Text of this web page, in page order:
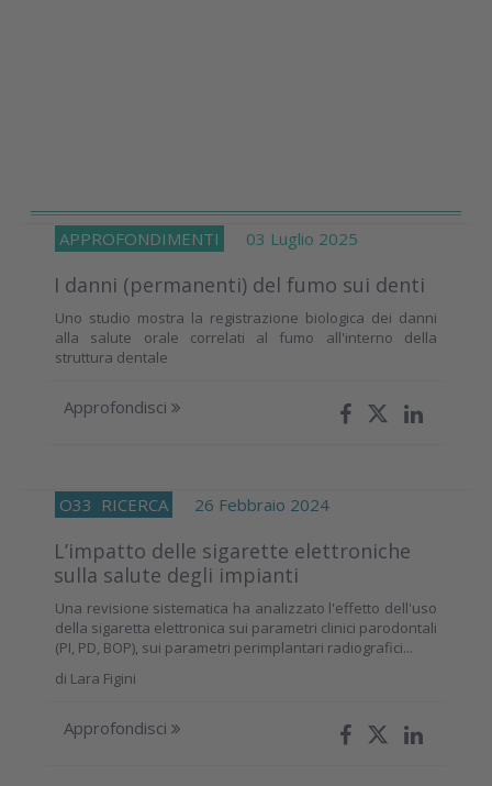
APPROFONDIMENTI 03 Luglio 2025
I danni (permanenti) del fumo sui denti
Uno studio mostra la registrazione biologica dei danni
alla salute orale correlati al fumo all'interno della
struttura dentale
Approfondisci
O33 RICERCA 26 Febbraio 2024
L’impatto delle sigarette elettroniche
sulla salute degli impianti
Una revisione sistematica ha analizzato l'effetto dell'uso
della sigaretta elettronica sui parametri clinici parodontali
(PI, PD, BOP), sui parametri perimplantari radiografici...
di Lara Figini
Approfondisci